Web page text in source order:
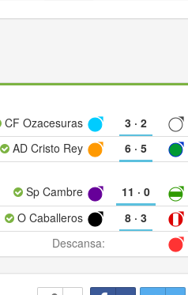
CF Ozacesuras 3· 2
AD Cristo Rey 6· 5
Sp Cambre 11 · 0
O Caballeros 8· 3
Descansa: